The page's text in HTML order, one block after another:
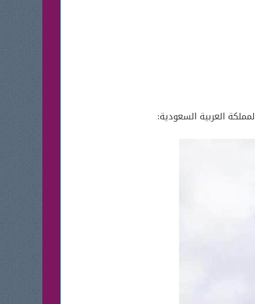
العربية السعودية: